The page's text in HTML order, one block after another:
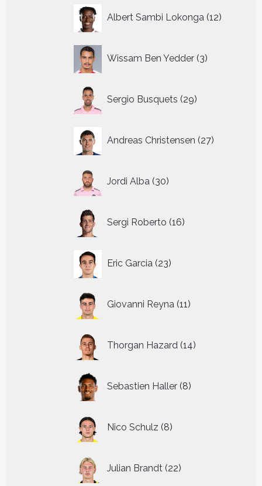
Albert Sambi Lokonga 12
Wissam Ben Yedder 3
producten
Sergio Busquets 29
producten
Andreas Christensen 27
producten
Jordi Alba 30
producten
Sergi Roberto 16
producten
Eric Garcia 23
producten
Giovanni Reyna 11
producten
Thorgan Hazard 14
producten
Sebastien Haller 8
producten
Nico Schulz 8
producten
Julian Brandt 22
producten